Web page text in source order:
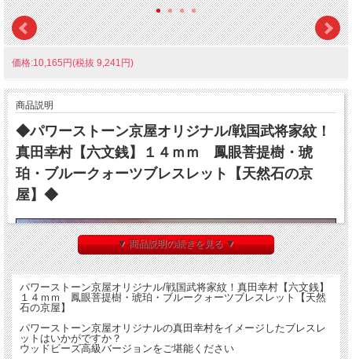
価格:10,165円(税抜 9,241円)
商品説明
◆パワーストーン京屋オリジナル/戦国武将家紋！
真田幸村【六文銭】１４ｍｍ 鳳眼菩提樹・琥
珀・ブルークォーツブレスレット【天然石の京
屋】◆
▼ 商品説明の続きを見る ▼
パワーストーン京屋オリジナル/戦国武将家紋！真田幸村【六文銭】
１４ｍｍ 鳳眼菩提樹・琥珀・ブルークォーツブレスレット【天然
石の京屋】
パワーストーン京屋オリジナルの真田幸村をイメージしたブレスレ
ットはいかがですか？
ウッドビーズ高級バージョンをご堪能ください